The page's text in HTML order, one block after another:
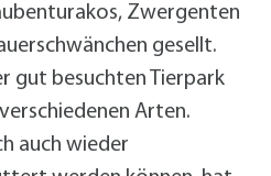
Zwergenten
gesellt.
gut besuchten Tierpark
Arten.
auch wieder